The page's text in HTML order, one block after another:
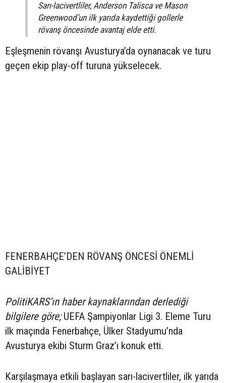
Sarı-lacivertliler, Anderson Talisca ve Mason
Greenwood’un ilk yarıda kaydettiği gollerle
rövanş öncesinde avantaj elde etti.
Eşleşmenin rövanşı Avusturya’da oynanacak ve turu
geçen ekip play-off turuna yükselecek.
FENERBAHÇE’DEN RÖVANŞ ÖNCESİ ÖNEMLİ
GALİBİYET
PolitiKARS’ın haber kaynaklarından derlediği
bilgilere göre;UEFA Şampiyonlar Ligi 3. Eleme Turu
ilk maçında Fenerbahçe, Ülker Stadyumu’nda
Avusturya ekibi Sturm Graz’ı konuk etti.
Karşılaşmaya etkili başlayan sarı-lacivertliler, ilk yarıda